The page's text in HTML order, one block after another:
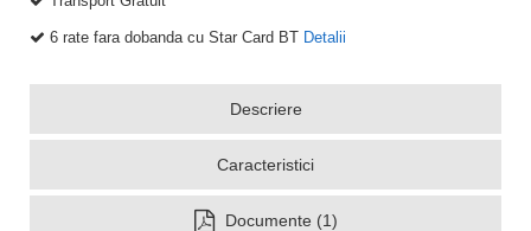
6 rate fara dobanda cu Star Card BT Detalii
Descriere
Caracteristici
Documente (1)